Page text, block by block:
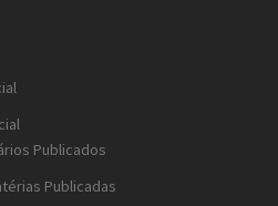
Publicados
Publicadas